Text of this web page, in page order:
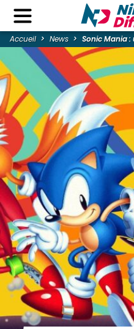
Accueil News Sonic Mania